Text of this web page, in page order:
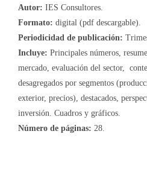
Autor: IES Consultores.
Formato: digital (pdf descargable).
Periodicidad de publicación:
Incluye: Principales números,
mercado, evaluación del sector,
desagregados por segmentos
exterior, precios), destacados,
inversión. Cuadros y gráficos.
Número de páginas: 28.